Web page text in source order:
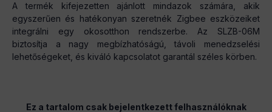
A termék kifejezetten ajánlott mindazok számára, akik
egyszerűen és hatékonyan szeretnék Zigbee eszközeiket
integrálni egy okosotthon rendszerbe. Az SLZB-06M
biztosítja a nagy megbízhatóságú, távoli menedzselési
lehetőségeket, és kiváló kapcsolatot garantál széles körben.
Ez a tartalom csak bejelentkezett felhasználóknak